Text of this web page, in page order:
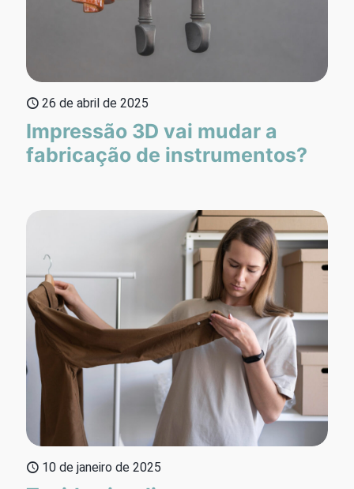
26 de abril de 2025
Impressão 3D vai mudar a
fabricação de instrumentos?
10 de janeiro de 2025